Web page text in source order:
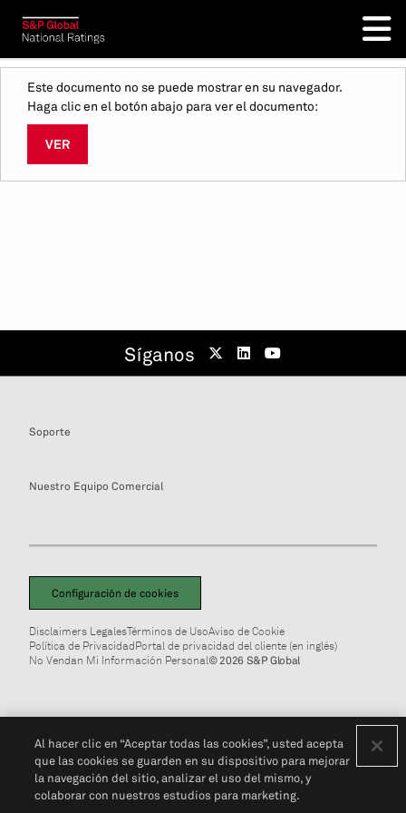
Este documento no se puede mostrar en su navegador.
Haga clic en el botón abajo para ver el documento:
VER
Síganos
Soporte
Nuestro Equipo Comercial
Configuración de cookies
Disclaimers LegalesTérminos de UsoAviso de Cookie
Política de PrivacidadPortal de privacidad del cliente (en inglés)
No Vendan Mi Información Personal© 2026 S&P Global
Al hacer clic en “Aceptar todas las cookies”, usted acepta
que las cookies se guarden en su dispositivo para mejorar
la navegación del sitio, analizar el uso del mismo, y
colaborar con nuestros estudios para marketing.